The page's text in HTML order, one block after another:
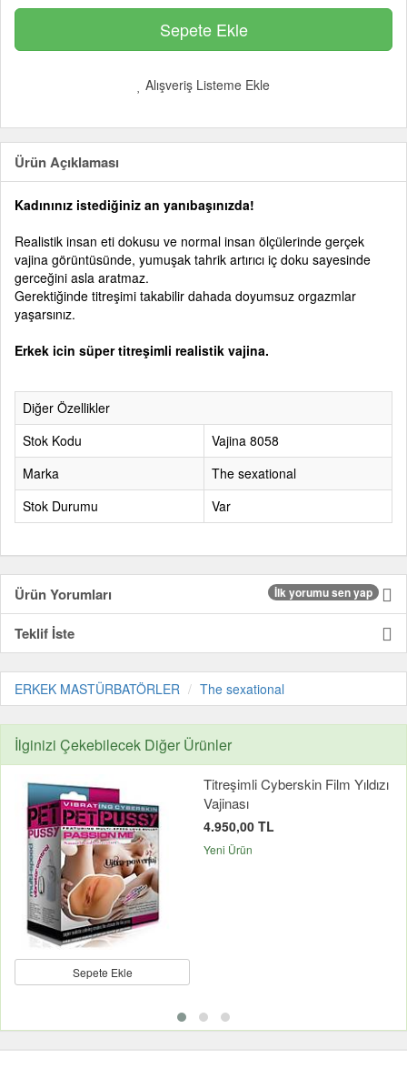
Alışveriş Listeme Ekle
Ürün Açıklaması
Kadınınız istediğiniz an yanıbaşınızda!
Realistik insan eti dokusu ve normal insan ölçülerinde gerçek
vajina görüntüsünde, yumuşak tahrik artırıcı iç doku sayesinde
gerceğini asla aratmaz.
Gerektiğinde titreşimi takabilir dahada doyumsuz orgazmlar
yaşarsınız.
Erkek icin süper titreşimli realistik vajina.
Diğer Özellikler
Stok Kodu
Vajina 8058
Marka
The sexational
Stok Durumu
Var
Ürün Yorumları İlk yorumu sen yap
Teklif İste
ERKEK MASTÜRBATÖRLER The sexational
İlginizi Çekebilecek Diğer Ürünler
Sepete Ekle
Titreşimli Cyberskin Film Yıldızı
Vajinası
4.950,00 TL
Yeni Ürün